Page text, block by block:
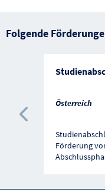
Folgende
Österreich
Förderung
Vorherige